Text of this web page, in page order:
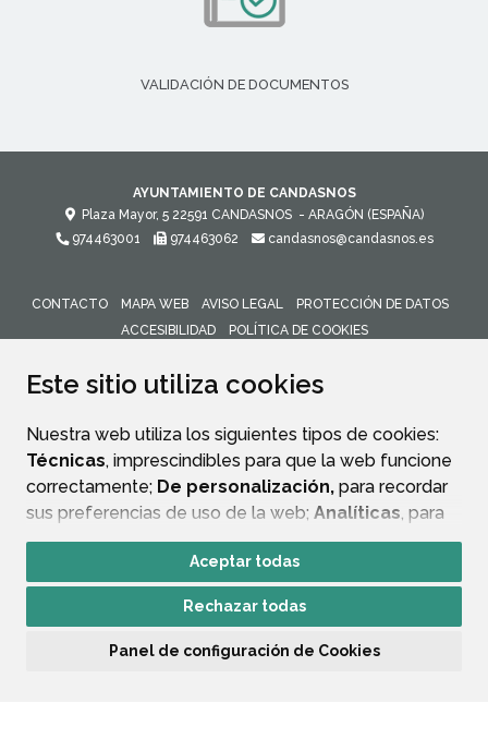
Este sitio utiliza cookies
Nuestra web utiliza los siguientes tipos de cookies:
Técnicas, imprescindibles para que la web funcione
correctamente; De personalización, para recordar
sus preferencias de uso de la web; Analíticas, para
mejorar el funcionamiento de la web y sus servicios.
Si acepta pulsando el botón“Aceptar todas”
consideramos que acepta su uso. Si pulsa el botón
ninguna acción, se guardarán las cookies técnicas
Aceptar todas
Rechazar todas
Panel de configuración de Cookies
VALIDACIÓN DE DOCUMENTOS
AYUNTAMIENTO DE CANDASNOS
Plaza Mayor, 5 22591 CANDASNOS - ARAGÓN (ESPAÑA)
974463001
974463062 candasnos@candasnos.es
CONTACTO MAPA WEB AVISO LEGAL
PROTECCIÓN DE DATOS
ACCESIBILIDAD
POLÍTICA DE COOKIES